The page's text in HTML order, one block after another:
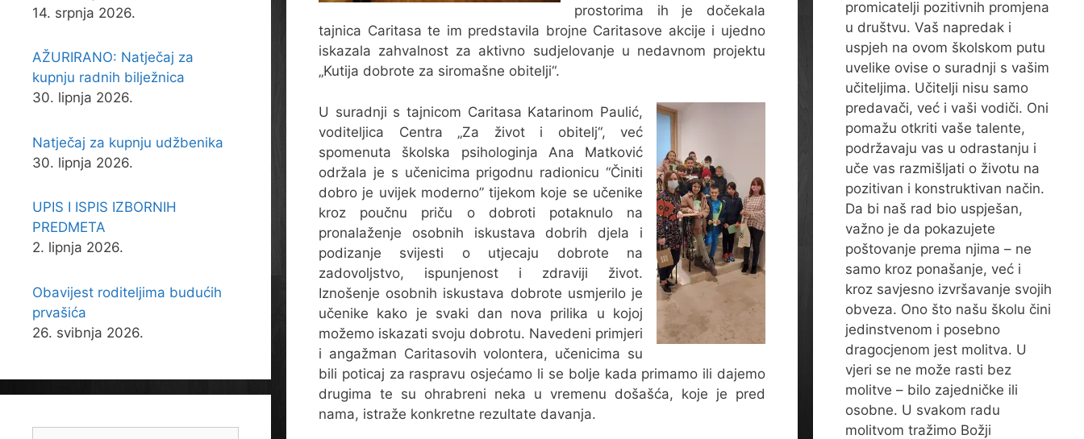
prostorima ih je dočekala
tajnica Caritasa te im predstavila brojne Caritasove akcije i ujedno
iskazala zahvalnost za aktivno sudjelovanje u nedavnom projektu
„Kutija dobrote za siromašne obitelji“.
U suradnji s tajnicom Caritasa Katarinom Paulić,
voditeljica Centra „Za život i obitelj“, već
spomenuta školska psihologinja Ana Matković
održala je s učenicima prigodnu radionicu “Činiti
dobro je uvijek moderno” tijekom koje se učenike
kroz poučnu priču o dobroti potaknulo na
pronalaženje osobnih iskustava dobrih djela i
podizanje svijesti o utjecaju dobrote na
zadovoljstvo, ispunjenost i zdraviji život.
Iznošenje osobnih iskustava dobrote usmjerilo je
učenike kako je svaki dan nova prilika u kojoj
možemo iskazati svoju dobrotu. Navedeni primjeri
i angažman Caritasovih volontera, učenicima su
bili poticaj za raspravu osjećamo li se bolje kada primamo ili dajemo
drugima te su ohrabreni neka u vremenu došašća, koje je pred
nama, istraže konkretne rezultate davanja.
14. srpnja 2026.
AŽURIRANO: Natječaj za
kupnju radnih bilježnica
30. lipnja 2026.
Natječaj za kupnju udžbenika
30. lipnja 2026.
UPIS I ISPIS IZBORNIH
PREDMETA
2. lipnja 2026.
Obavijest roditeljima budućih
prvašića
26. svibnja 2026.
promicatelji pozitivnih promjena
u društvu. Vaš napredak i
uspjeh na ovom školskom putu
uvelike ovise o suradnji s vašim
učiteljima. Učitelji nisu samo
predavači, već i vaši vodiči. Oni
pomažu otkriti vaše talente,
podržavaju vas u odrastanju i
uče vas razmišljati o životu na
pozitivan i konstruktivan način.
Da bi naš rad bio uspješan,
važno je da pokazujete
poštovanje prema njima – ne
samo kroz ponašanje, već i
kroz savjesno izvršavanje svojih
obveza. Ono što našu školu čini
jedinstvenom i posebno
dragocjenom jest molitva. U
vjeri se ne može rasti bez
molitve – bilo zajedničke ili
osobne. U svakom radu
molitvom tražimo Božji